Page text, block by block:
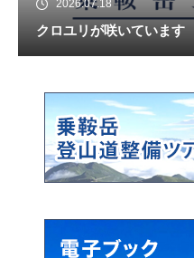
2026.07.18
クロユリが咲いています